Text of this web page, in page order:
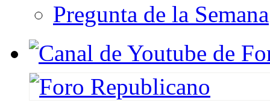
Pregunta de la Semana